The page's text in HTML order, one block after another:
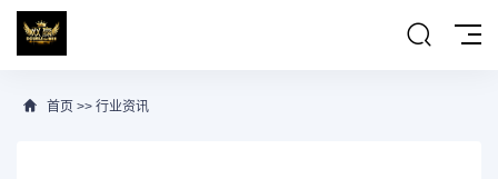
首页 >> 行业资讯